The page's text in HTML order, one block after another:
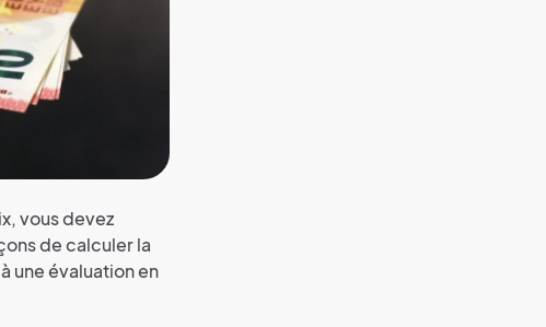
vous devez
de calculer la
une évaluation en